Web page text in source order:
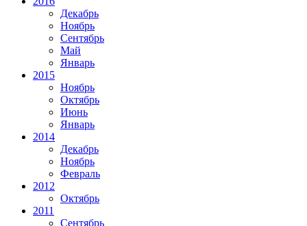
Декабрь
Ноябрь
Сентябрь
Май
Январь
2015
Ноябрь
Октябрь
Июнь
Январь
2014
Декабрь
Ноябрь
Февраль
2012
Октябрь
2011
Сентябрь